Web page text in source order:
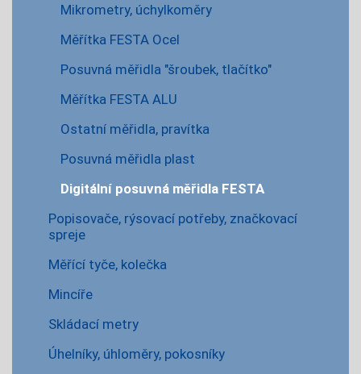
Mikrometry, úchylkoměry
Měřítka FESTA Ocel
Posuvná měřidla "šroubek, tlačítko"
Měřítka FESTA ALU
Ostatní měřidla, pravítka
Posuvná měřidla plast
Digitální posuvná měřidla FESTA
Popisovače, rýsovací potřeby, značkovací
spreje
Měřící tyče, kolečka
Mincíře
Skládací metry
Úhelníky, úhloměry, pokosníky